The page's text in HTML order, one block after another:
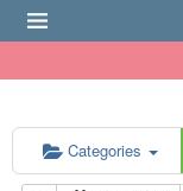
Categories